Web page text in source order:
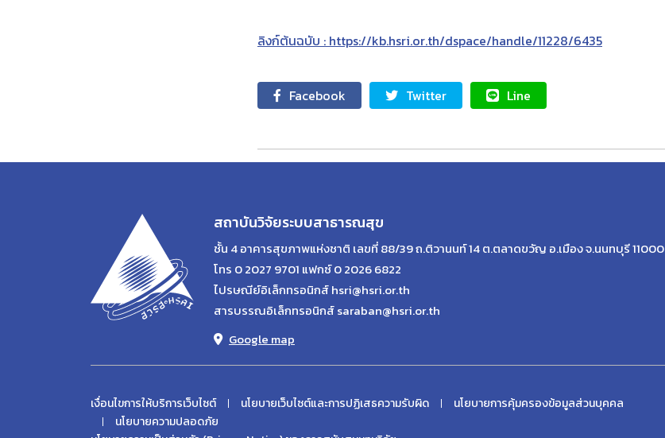
ลิงก์ต้นฉบับ : https://kb.hsri.or.th/dspace/handle/11228/6435
Facebook Twitter Line
สถาบันวิจัยระบบสาธารณสุข
ชั้น 4 อาคารสุขภาพแห่งชาติ เลขที่ 88/39 ถ.ติวานนท์ 14 ต.ตลาดขวัญ อ.เมือง จ.นนทบุรี 11000
โทร 0 2027 9701 แฟกซ์ 0 2026 6822
ไปรษณีย์อิเล็กทรอนิกส์ hsri@hsri.or.th
สารบรรณอิเล็กทรอนิกส์ saraban@hsri.or.th
Google map
เงื่อนไขการให้บริการเว็บไซต์ นโยบายเว็บไซต์และการปฏิเสธความรับผิด
นโยบายการคุ้มครองข้อมูลส่วนบุคคล
นโยบายความปลอดภัย